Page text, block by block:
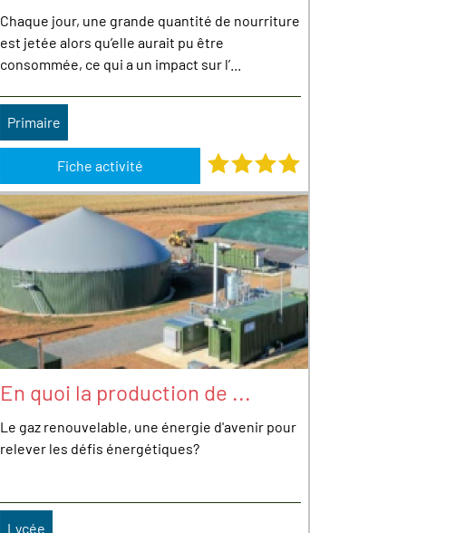
Chaque jour, une grande quantité de nourriture
est jetée alors qu’elle aurait pu être
consommée, ce qui a un impact sur l’...
Primaire
Fiche activité Note : 4 étoiles sur 4
En quoi la production de ...
Le gaz renouvelable, une énergie d'avenir pour
relever les défis énergétiques?
Lycée